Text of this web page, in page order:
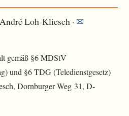
Loh-Kliesch · ✉
gemäß §6 MDStV
und §6 TDG (Teledienstgesetz)
Dornburger Weg 31, D-